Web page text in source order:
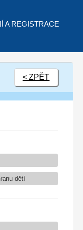
A REGISTRACE
< ZPĚT
dětí